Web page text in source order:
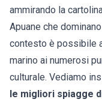
ammirando la
Apuane che
contesto è possibile
marino ai numerosi
culturale. Vediamo
le migliori spiagge